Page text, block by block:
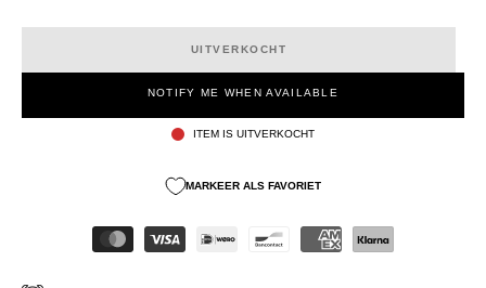
UITVERKOCHT
NOTIFY ME WHEN AVAILABLE
ITEM IS UITVERKOCHT
MARKEER ALS FAVORIET